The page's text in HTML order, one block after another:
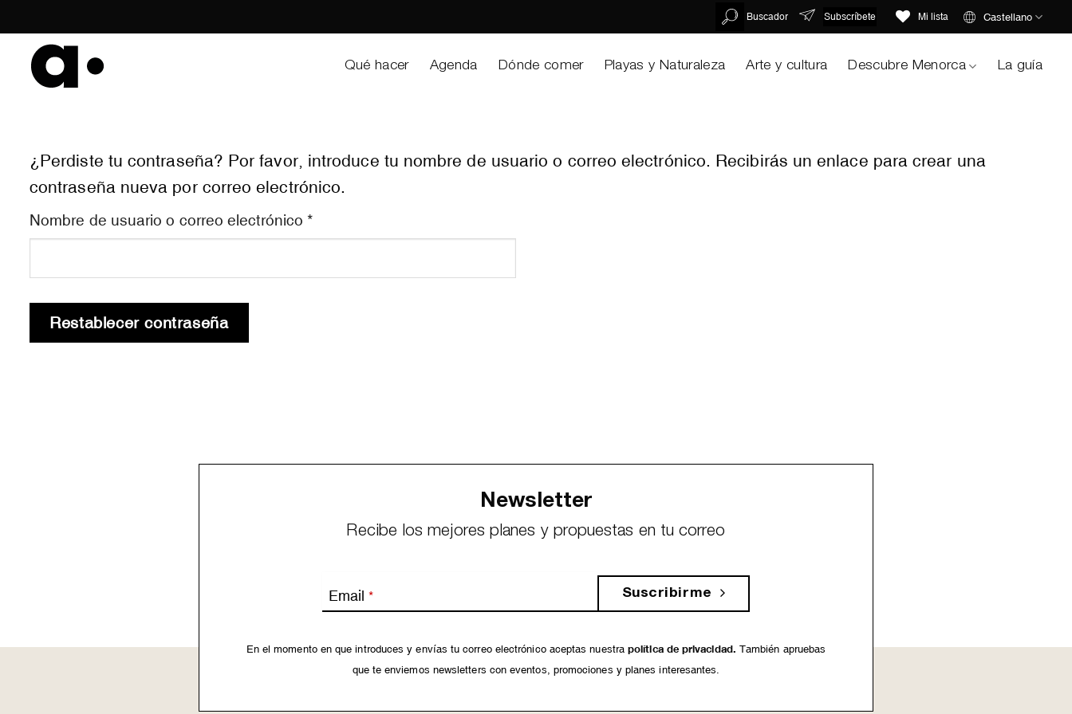
content
Buscador Subscríbete Mi lista Castellano
Qué hacer Agenda Dónde comer Playas y Naturaleza Arte y cultura Descubre Menorca La guía
¿Perdiste tu contraseña? Por favor, introduce tu nombre de usuario o correo electrónico. Recibirás un enlace para crear una
contraseña nueva por correo electrónico.
Nombre de usuario o correo electrónico*Obligatorio
Restablecer contraseña
Newsletter
Recibe los mejores planes y propuestas en tu correo
Email * Suscribirme
En el momento en que introduces y envías tu correo electrónico aceptas nuestrapolítica de privacidad. También apruebas
que te enviemos newsletters con eventos, promociones y planes interesantes.